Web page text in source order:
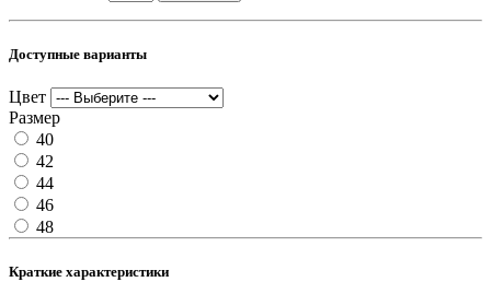
Доступные варианты
Цвет
Размер
40
42
44
46
48
Краткие характеристики